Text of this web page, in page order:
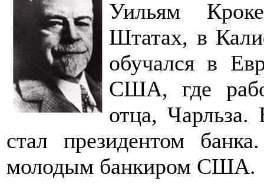
Уильям
Штатах, в
обучался в
США, где
отца,
стал президентом
молодым банкиром США.